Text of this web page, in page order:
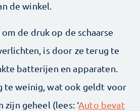
de winkel.
de druk op de schaarse
is door ze terug te
batterijen en apparaten.
te weinig, wat ook geldt voor
geheel (lees: ‘Auto bevat